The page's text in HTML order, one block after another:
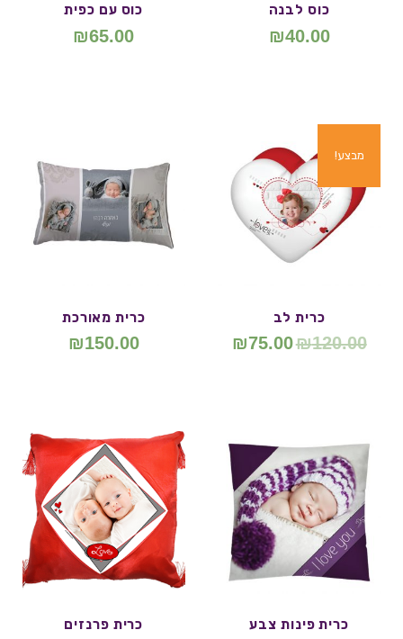
כוס לבנה
₪40.00
כוס עם כפית
₪65.00
מבצע!
כרית לב
₪120.00
₪75.00
כרית מאורכת
₪150.00
כרית פינות צבע כרית פרנזים